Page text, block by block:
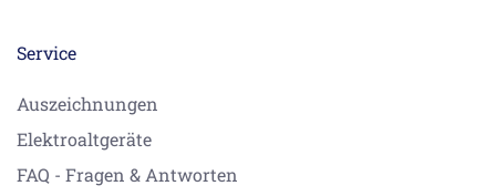
Service
Auszeichnungen
Elektroaltgeräte
FAQ - Fragen & Antworten